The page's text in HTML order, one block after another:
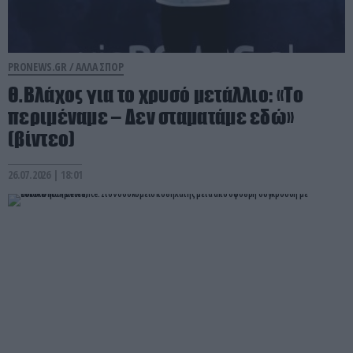
PRONEWS.GR /ΑΛΛΑ ΣΠΟΡ
Θ.Βλάχος για το χρυσό μετάλλιο: «Το
περιμέναμε – Δεν σταματάμε εδώ»
(βίντεο)
26.07.2026 | 18:01